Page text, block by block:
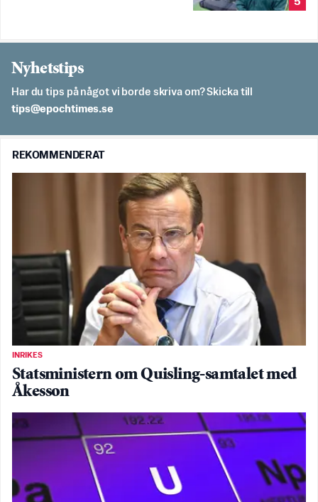
Nyhetstips
Har du tips på något vi borde skriva om? Skicka till
es.semithcope@spit
REKOMMENDERAT
INRIKES
Statsministern om Quisling-samtalet med
Åkesson